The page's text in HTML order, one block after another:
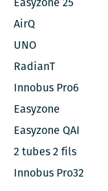
AirQ
UNO
RadianT
Innobus Pro6
Easyzone
Easyzone QAI
2 tubes 2 fils
Innobus Pro32